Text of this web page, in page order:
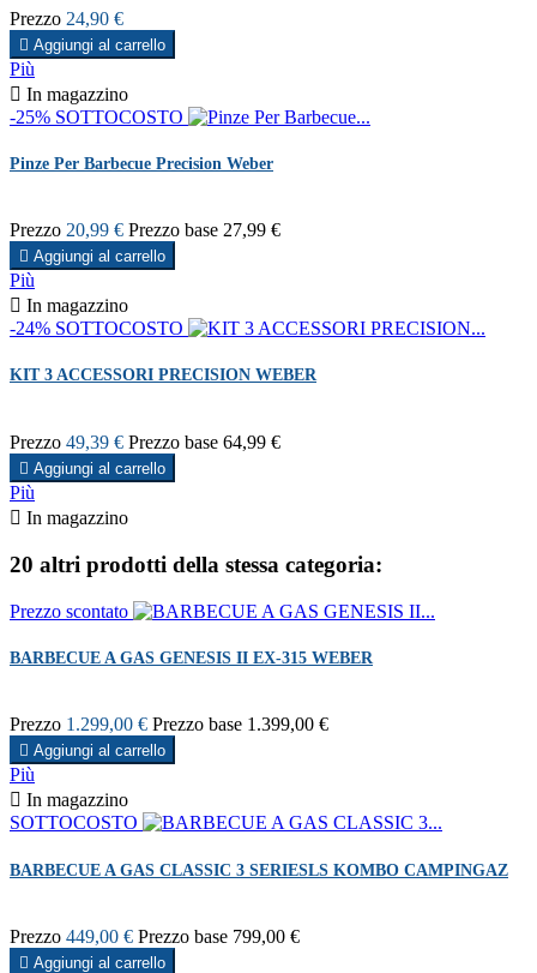
Prezzo 24,90 €
 Aggiungi al carrello
Più
 In magazzino
-25% SOTTOCOSTO
Pinze Per Barbecue Precision Weber
Prezzo 20,99 € Prezzo base 27,99 €
 Aggiungi al carrello
Più
 In magazzino
-24% SOTTOCOSTO
KIT 3 ACCESSORI PRECISION WEBER
Prezzo 49,39 € Prezzo base 64,99 €
 Aggiungi al carrello
Più
 In magazzino
20 altri prodotti della stessa categoria:
Prezzo scontato
BARBECUE A GAS GENESIS II EX-315 WEBER
Prezzo 1.299,00 € Prezzo base 1.399,00 €
 Aggiungi al carrello
Più
 In magazzino
SOTTOCOSTO
BARBECUE A GAS CLASSIC 3 SERIESLS KOMBO CAMPINGAZ
Prezzo 449,00 € Prezzo base 799,00 €
 Aggiungi al carrello